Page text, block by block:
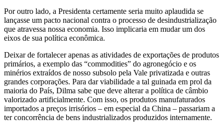
Por outro lado, a Presidenta certamente seria muito aplaudida se
lançasse um pacto nacional contra o processo de desindustrialização
que atravessa nossa economia. Isso implicaria em mudar um dos
eixos de sua política econômica.
Deixar de fortalecer apenas as atividades de exportações de produtos
primários, a exemplo das “commodities” do agronegócio e os
minérios extraídos de nosso subsolo pela Vale privatizada e outras
grandes corporações. Para dar viabilidade a tal guinada em prol da
maioria do País, Dilma sabe que deve alterar a política de câmbio
valorizado artificialmente. Com isso, os produtos manufaturados
importados a preços irrisórios – em especial da China – passariam a
ter concorrência de bens industrializados produzidos internamente.